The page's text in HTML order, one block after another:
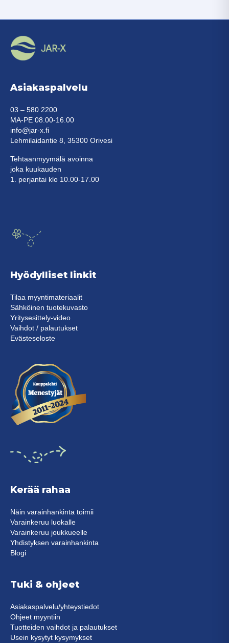
Asiakaspalvelu
03 – 580 2200
MA-PE 08.00-16.00
info@jar-x.fi
Lehmilaidantie 8, 35300 Orivesi
Tehtaanmyymälä avoinna
joka kuukauden
1. perjantai klo 10.00-17.00
Hyödylliset linkit
Tilaa myyntimateriaalit
Sähköinen tuotekuvasto
Yritysesittely-video
Vaihdot / palautukset
Evästeseloste
Kerää rahaa
Näin varainhankinta toimii
Varainkeruu luokalle
Varainkeruu joukkueelle
Yhdistyksen varainhankinta
Blogi
Tuki & ohjeet
Asiakaspalvelu/yhteystiedot
Ohjeet myyntiin
Tuotteiden vaihdot ja palautukset
Usein kysytyt kysymykset